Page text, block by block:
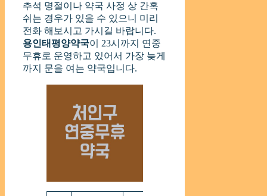
추석 명절이나 약국 사정 상 간혹
쉬는 경우가 있을 수 있으니 미리
전화 해보시고 가시길 바랍니다.
용인태평양약국이 23시까지 연중
무휴로 운영하고 있어서 가장 늦게
까지 문을 여는 약국입니다.